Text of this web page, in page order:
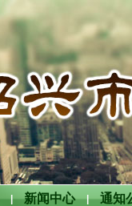
| 新闻中心 | 通知